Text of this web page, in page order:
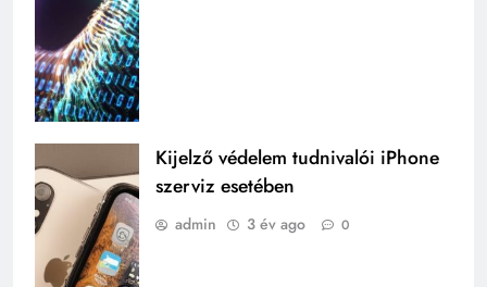
Kijelző védelem tudnivalói iPhone
szerviz esetében
admin 3 év ago 0